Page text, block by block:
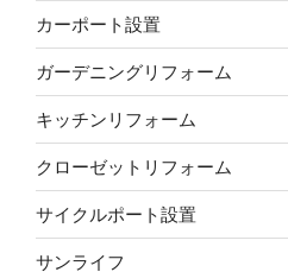
カーポート設置
ガーデニングリフォーム
キッチンリフォーム
クローゼットリフォーム
サイクルポート設置
サンライフ